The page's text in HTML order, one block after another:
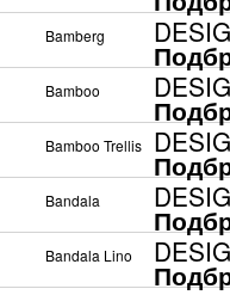
Bamberg
Bamboo
Bamboo Trellis
Bandala
Bandala Lino